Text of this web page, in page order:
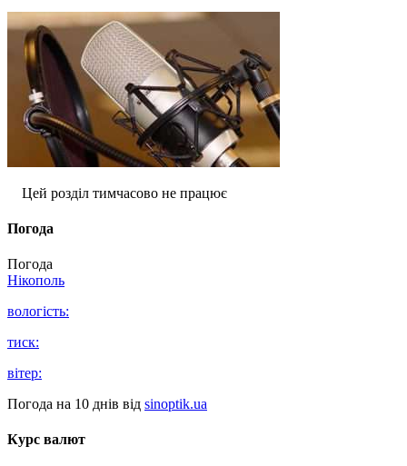
Цей розділ тимчасово не працює
Погода
Погода
Нікополь
вологість:
тиск:
вітер:
Погода на 10 днів від sinoptik.ua
Курс валют